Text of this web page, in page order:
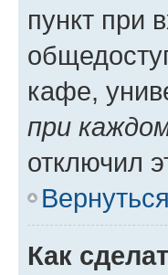
пункт при
кафе,
при
отключил
Как